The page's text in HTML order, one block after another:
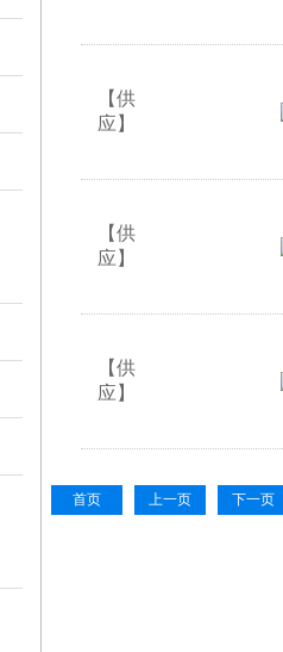
【供
应】
【供
应】
【供
应】
首页 上一页 下一页